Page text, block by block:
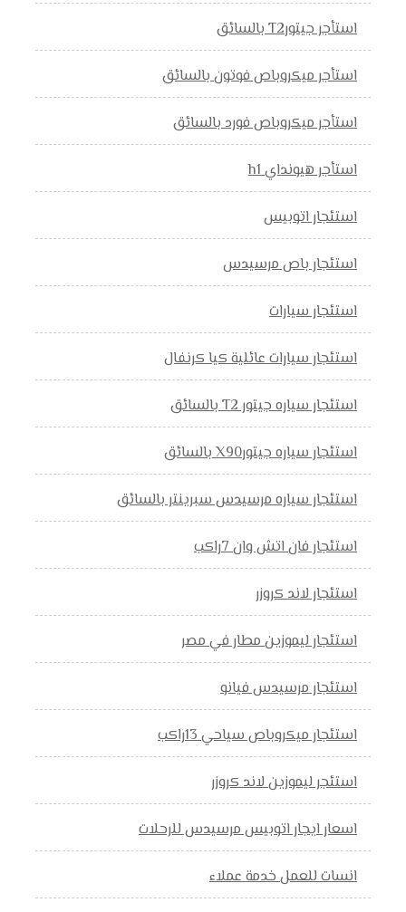
استأجر جيتورT2 بالسائق
استأجر ميكروباص فوتون بالسائق
استأجر ميكروباص فورد بالسائق
استأجر هيونداي h1
استئجار اتوبيس
استئجار باص مرسيدس
استئجار سيارات
استئجار سيارات عائلية كيا كرنفال
استئجار سياره جيتور T2 بالسائق
استئجار سياره جيتورX90 بالسائق
استئجار سياره مرسيدس سبرينتر بالسائق
استئجار فان اتش وان 7راكب
استئجار لاند كروزر
استئجار ليموزين مطار في مصر
استئجار مرسيدس فيانو
استئجار ميكروباص سياحي 13راكب
استئجر ليموزين لاند كروزر
اسعار ايجار اتوبيس مرسيدس للرحلات
انسات للعمل خدمة عملاء